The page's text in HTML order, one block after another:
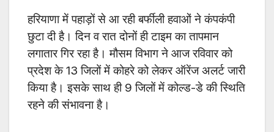
हरियाणा में पहाड़ों से आ रही बर्फीली हवाओं ने कंपकंपी
छुटा दी है। दिन व रात दोनों ही टाइम का तापमान
लगातार गिर रहा है। मौसम विभाग ने आज रविवार को
प्रदेश के 13 जिलों में कोहरे को लेकर ऑरेंज अलर्ट जारी
किया है। इसके साथ ही 9 जिलों में कोल्ड-डे की स्थिति
रहने की संभावना है।